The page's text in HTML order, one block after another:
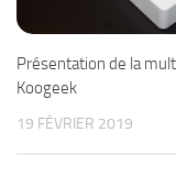
Présentation de la
Koogeek
19 FÉVRIER 2019